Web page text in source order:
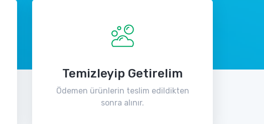
Temizleyip Getirelim
Ödemen ürünlerin teslim edildikten
sonra alınır.